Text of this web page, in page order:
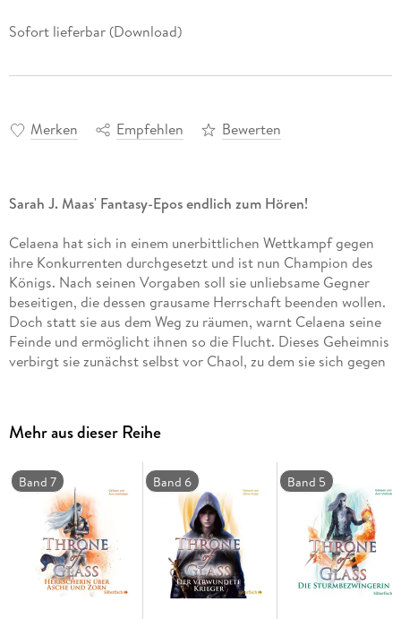
Sofort lieferbar (Download)
Merken Empfehlen Bewerten
Sarah J. Maas' Fantasy-Epos endlich zum Hören!
Celaena hat sich in einem unerbittlichen Wettkampf gegen
ihre Konkurrenten durchgesetzt und ist nun Champion des
Königs. Nach seinen Vorgaben soll sie unliebsame Gegner
beseitigen, die dessen grausame Herrschaft beenden wollen.
Doch statt sie aus dem Weg zu räumen, warnt Celaena seine
Feinde und ermöglicht ihnen so die Flucht. Dieses Geheimnis
verbirgt sie zunächst selbst vor Chaol, zu dem sie sich gegen
königlichen Leibgarde. Soll sie auf ihr Herz oder ihren
Verstand hören?
Dies ist Band 2 der »Throne of Glass«-Reihe. Alle Hörbücher
der epischen Fantasy Romance:
-- Vorgeschichte: Celaenas Geschichte. Novella 1 5
-- Band 1: Die Erwählte
-- Band 2: Kriegerin im Schatten
-- Band 3: Erbin des Feuers
-- Band 4: Königin der Finsternis
Mehr aus dieser Reihe
Band 7 Band 6 Band 5